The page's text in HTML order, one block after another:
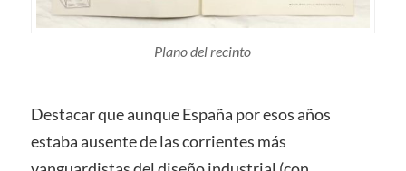
Plano del recinto
Destacar que aunque España por esos años
estaba ausente de las corrientes más